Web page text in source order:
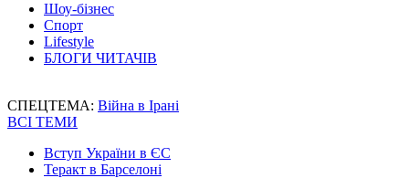
Шоу-бізнес
Спорт
Lifestyle
БЛОГИ ЧИТАЧІВ
СПЕЦТЕМА: Війна в Ірані
ВСІ ТЕМИ
Вступ України в ЄС
Теракт в Барселоні